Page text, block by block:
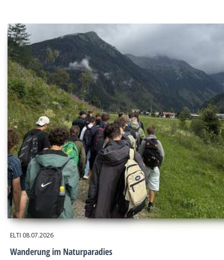
ELTI 08.07.2026
Wanderung im Naturparadies